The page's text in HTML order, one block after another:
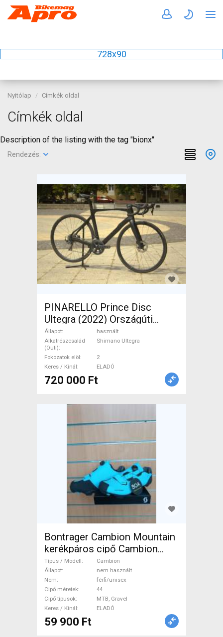
728x90
Nyitólap Címkék oldal
Címkék oldal
Description of the listing with the tag "bionx"
Rendezés:
PINARELLO Prince Disc
Ultegra (2022) Országúti
Shimano Ultegra tárcsafék
használt ELADÓ
Állapot
használt
Alkatrészcsalád
(Outi)
Shimano Ultegra
Fokozatok elöl
2
Keres / Kínál
ELADÓ
720 000 Ft
Bontrager Cambion Mountain
kerékpáros cipő Cambion
Cipő / Zokni / Kamásli 44
MTB, Gravel nem használt
férfi/unisex ELADÓ
Típus / Modell
Cambion
Állapot
nem használt
Nem
férfi/unisex
Cipő méretek
44
Cipő típusok
MTB, Gravel
Keres / Kínál
ELADÓ
59 900 Ft